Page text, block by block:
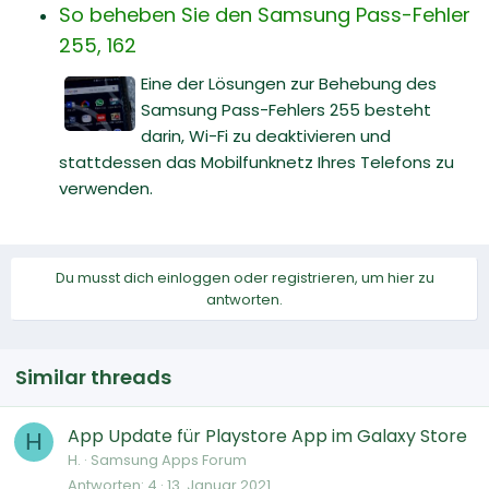
So beheben Sie den Samsung Pass-Fehler
255, 162
Eine der Lösungen zur Behebung des
Samsung Pass-Fehlers 255 besteht
darin, Wi-Fi zu deaktivieren und
stattdessen das Mobilfunknetz Ihres Telefons zu
verwenden.
Du musst dich einloggen oder registrieren, um hier zu
antworten.
Similar threads
H App Update für Playstore App im Galaxy Store
H. Samsung Apps Forum
Antworten 4 13. Januar 2021